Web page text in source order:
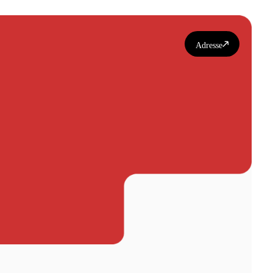
Adresse